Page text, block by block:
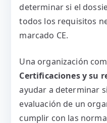
determinar si el
todos los requisitos
marcado CE.
Una organización
Certificaciones y su
ayudar a determinar
evaluación de un
cumplir con las